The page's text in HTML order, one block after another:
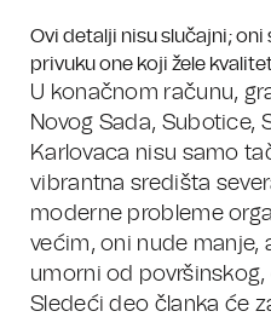
Ovi detalji nisu slučajni;
privuku one koji žele
U konačnom računu,
Novog Sada, Subotice,
Karlovaca nisu samo
vibrantna središta
moderne probleme
većim, oni nude manje,
umorni od
Sledeći deo članka će